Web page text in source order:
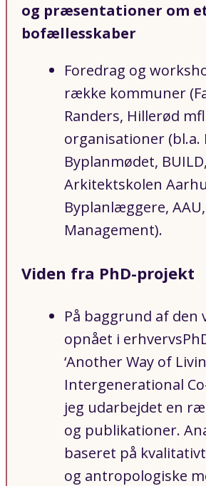
og præsentationer om
bofællesskaber
Foredrag og
række kommuner
Randers, Hillerød
organisationer (bl.a.
Byplanmødet,
Arkitektskolen
Byplanlæggere,
Management).
Viden fra PhD-projekt
På baggrund af den
opnået i
‘Another Way of
Intergenerational
jeg udarbejdet en
og publikationer.
baseret på
og antropologiske